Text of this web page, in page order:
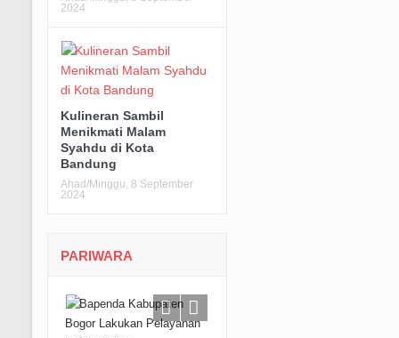
2024
Kulineran Sambil
Menikmati Malam
Syahdu di Kota
Bandung
Ahad/Minggu, 8 September
2024
PARIWARA